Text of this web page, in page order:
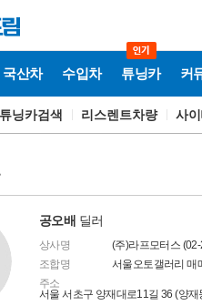
국산차 수입차 튜닝카 커
닝카검색 리스렌트차량 사
공오배 딜러
상사명
(주)라프모터스
조합명
서울오토갤러리 매
주소
서울 서초구 양재대로11길 36 (양